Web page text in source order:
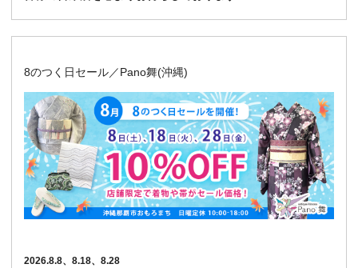
8のつく日セール／Pano舞(沖縄)
2026.8.8、8.18、8.28